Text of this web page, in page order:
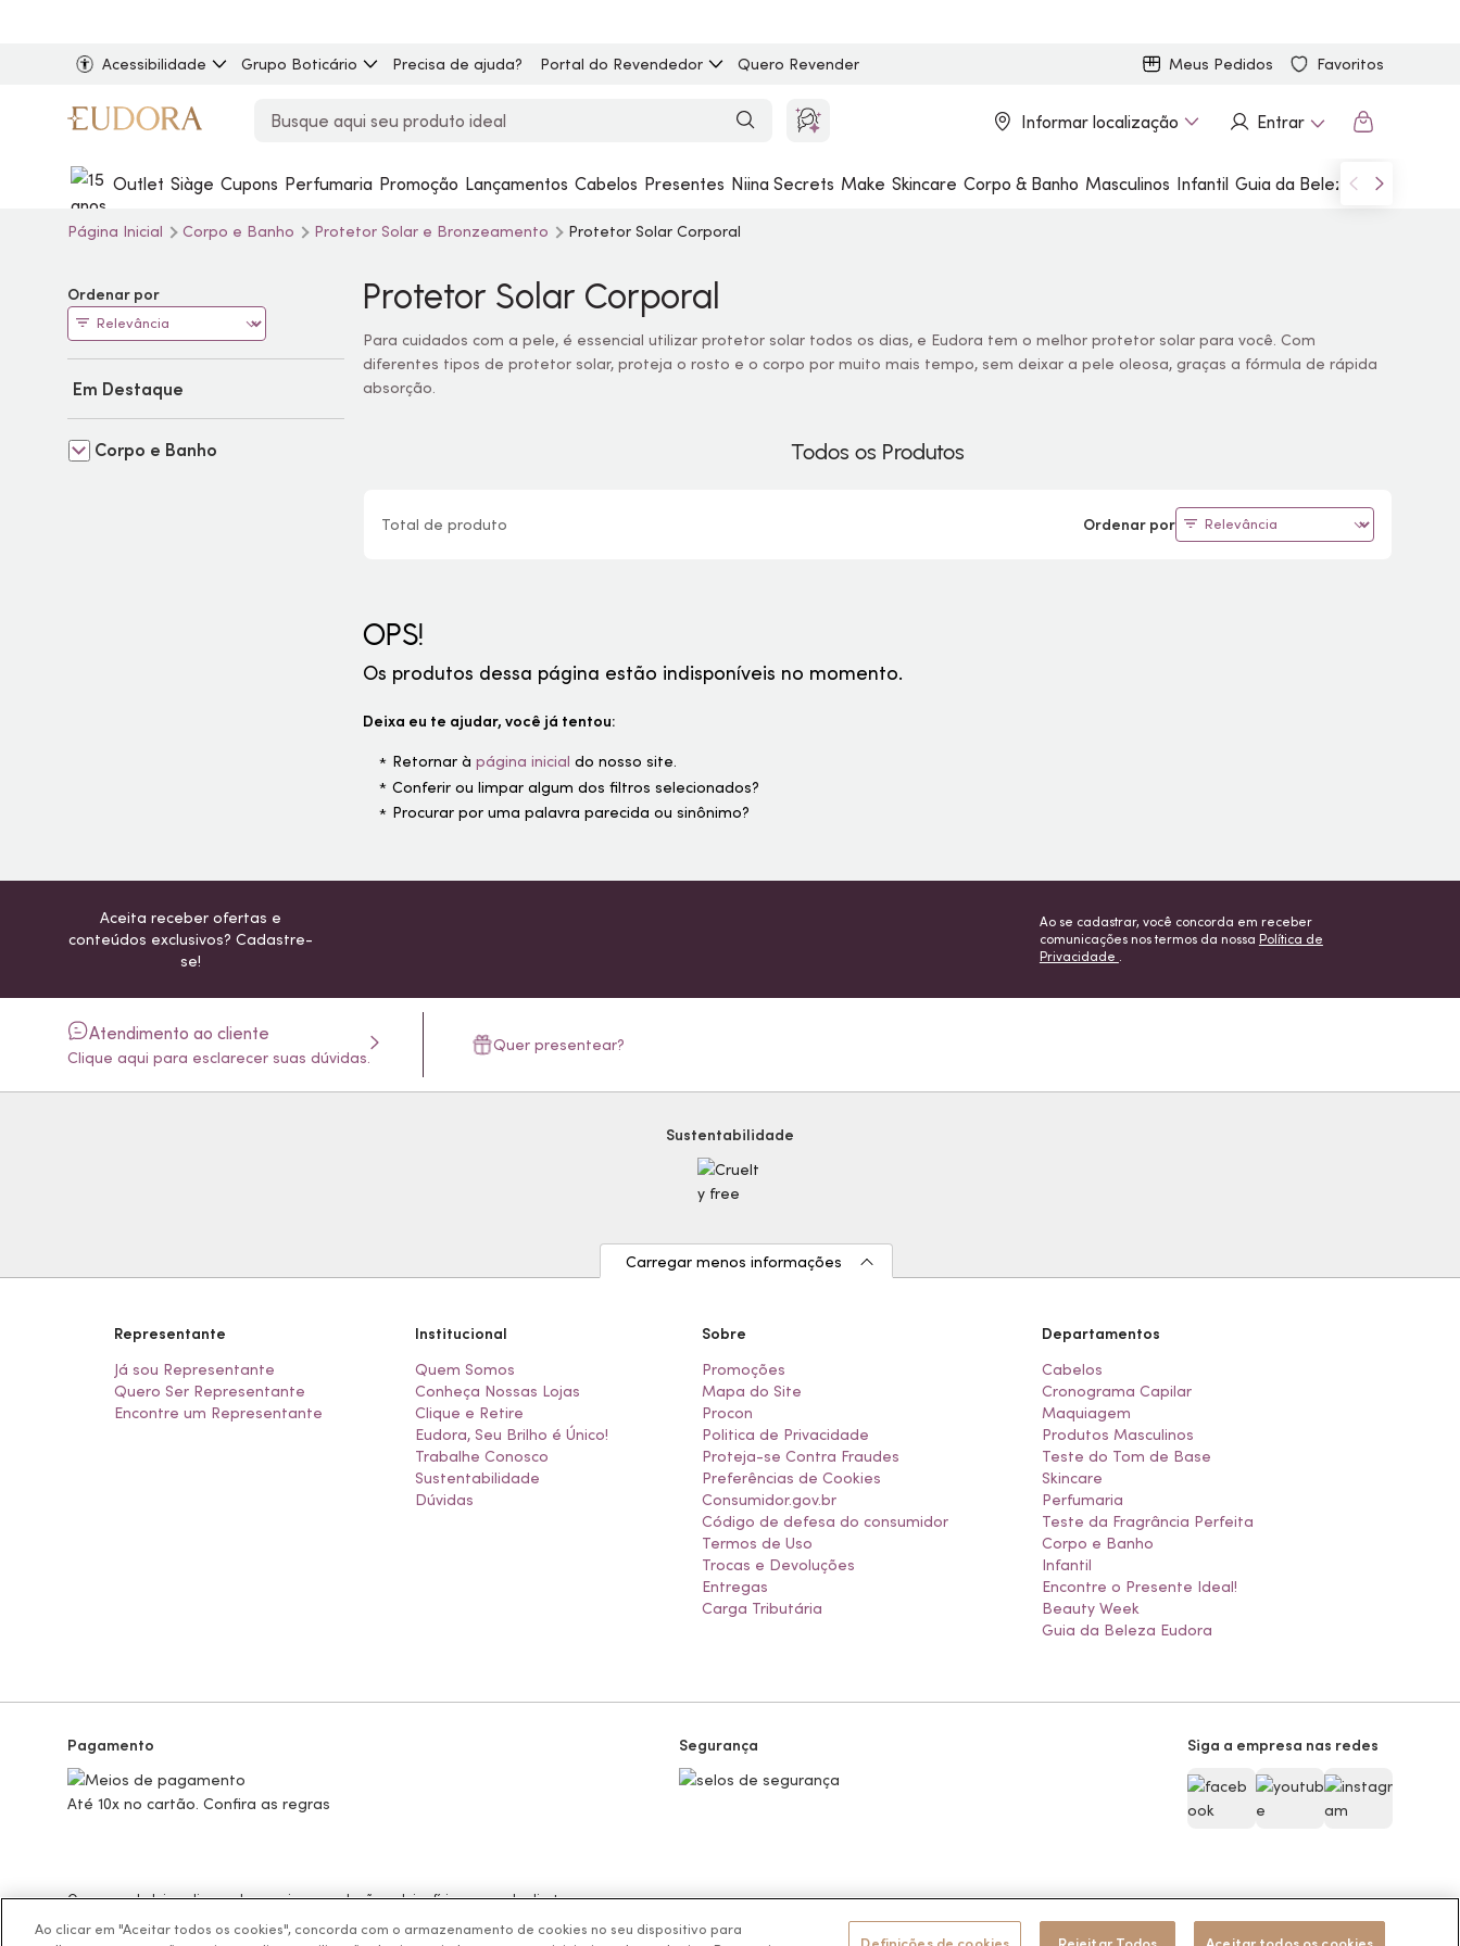
Acessibilidade Grupo Boticário Precisa de ajuda? Portal do Revendedor Quero Revender Meus Pedidos Favoritos
Informar localização Entrar
Outlet Siàge Cupons Perfumaria Promoção Lançamentos Cabelos Presentes Niina Secrets Make Skincare Corpo & Banho Masculinos Infantil Guia da Beleza Marcas
Página Inicial Corpo e Banho Protetor Solar e Bronzeamento Protetor Solar Corporal
Protetor Solar Corporal
Para cuidados com a pele, é essencial utilizar protetor solar todos os dias, e Eudora tem o melhor protetor solar para você. Com
diferentes tipos de protetor solar, proteja o rosto e o corpo por muito mais tempo, sem deixar a pele oleosa, graças a fórmula de rápida
absorção.
Todos os Produtos
Total deproduto Ordenar por
OPS!
Os produtos dessa página estão indisponíveis no momento.
Deixa eu te ajudar, você já tentou:
Retornar àpágina inicial do nosso site.
Conferir ou limpar algum dos filtros selecionados?
Procurar por uma palavra parecida ou sinônimo?
Ordenar por
Em Destaque
Corpo e Banho
Aceita receber ofertas e
conteúdos exclusivos? Cadastre-
se!
Ao se cadastrar, você concorda em receber
comunicações nos termos da nossa Política de
Privacidade .
Atendimento ao cliente
Clique aqui para esclarecer suas dúvidas.
Quer presentear?
Sustentabilidade
Carregar menos informações
Representante
Já sou Representante
Quero Ser Representante
Encontre um Representante
Institucional
Quem Somos
Conheça Nossas Lojas
Clique e Retire
Eudora, Seu Brilho é Único!
Trabalhe Conosco
Sustentabilidade
Dúvidas
Sobre
Promoções
Mapa do Site
Procon
Politica de Privacidade
Proteja-se Contra Fraudes
Preferências de Cookies
Consumidor.gov.br
Código de defesa do consumidor
Termos de Uso
Trocas e Devoluções
Entregas
Carga Tributária
Departamentos
Cabelos
Cronograma Capilar
Maquiagem
Produtos Masculinos
Teste do Tom de Base
Skincare
Perfumaria
Teste da Fragrância Perfeita
Corpo e Banho
Infantil
Encontre o Presente Ideal!
Beauty Week
Guia da Beleza Eudora
Pagamento
Até 10x no cartão. Confira as regras
Segurança Siga a empresa nas redes
Os preços da loja online podem variar em relação as lojas físicas e venda direta.
Rodovia Régis Bitencourt, KM 437, Ribeirão Vermelho, Registro, SP, CEP 11900-000 | CNPJ/MF 11.137.051/0406-41
Ao clicar em "Aceitar todos os cookies", concorda com o armazenamento de cookies no seu dispositivo para